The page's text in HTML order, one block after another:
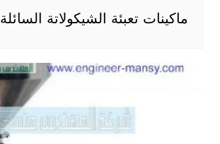
ماكينات تعبئة الشيكولاتة السائلة